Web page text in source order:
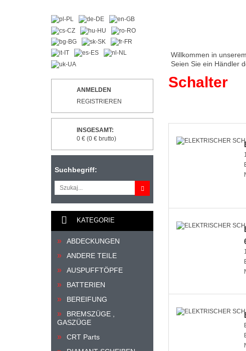
ANMELDEN
REGISTRIEREN
INSGESAMT:
0 € (0 € brutto)
Suchbegriff:
KATEGORIE
ABDECKUNGEN
ANDERE TEILE
AUSPUFFTÖPFE
BATTERIEN
BEREIFUNG
BREMSZÜGE ,
GASZÜGE
CRT Parts
Willkommen in
Seien Sie ein Händler
Schalter